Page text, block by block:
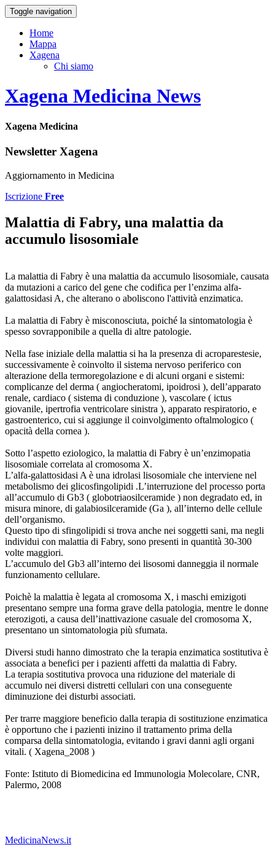
Toggle navigation
Home
Mappa
Xagena
Chi siamo
Xagena Medicina News
Xagena Medicina
Newsletter Xagena
Aggiornamento in Medicina
Iscrizione Free
Malattia di Fabry, una malattia da
accumulo lisosomiale
La malattia di Fabry è una malattia da accumulo lisosomiale, causata
da mutazioni a carico del gene che codifica per l’enzima alfa-
galattosidasi A, che alterano o aboliscono l'attività enzimatica.
La malattia di Fabry è misconosciuta, poiché la sintomatologia è
spesso sovrapponibile a quella di altre patologie.
Nella fase iniziale della malattia si ha la presenza di acroparestesie,
successivamente è coinvolto il sistema nervoso periferico con
alterazione della termoregolazione e di alcuni organi e sistemi:
complicanze del derma ( angiocheratomi, ipoidrosi ), dell’apparato
renale, cardiaco ( sistema di conduzione ), vascolare ( ictus
giovanile, ipertrofia ventricolare sinistra ), apparato respiratorio, e
gastroenterico, cui si aggiunge il coinvolgimento oftalmologico (
opacità della cornea ).
Sotto l’aspetto eziologico, la malattia di Fabry è un’enzimopatia
lisosomiale correlata al cromosoma X.
L’alfa-galattosidasi A è una idrolasi lisosomiale che interviene nel
metabolismo dei glicosfingolipidi .L’interruzione del processo porta
all’accumulo di Gb3 ( globotriaosilceramide ) non degradato ed, in
misura minore, di galabiosilceramide (Ga ), all’interno delle cellule
dell’organismo.
Questo tipo di sfingolipidi si trova anche nei soggetti sani, ma negli
individui con malattia di Fabry, sono presenti in quantità 30-300
volte maggiori.
L’accumulo del Gb3 all’interno dei lisosomi danneggia il normale
funzionamento cellulare.
Poichè la malattia è legata al cromosoma X, i maschi emizigoti
presentano sempre una forma grave della patologia, mentre le donne
eterozigoti, a causa dell’inattivazione casuale del cromosoma X,
presentano un sintomatologia più sfumata.
Diversi studi hanno dimostrato che la terapia enzimatica sostitutiva è
associata a benefici per i pazienti affetti da malattia di Fabry.
La terapia sostitutiva provoca una riduzione del materiale di
accumulo nei diversi distretti cellulari con una conseguente
diminuzione dei disturbi associati.
Per trarre maggiore beneficio dalla terapia di sostituzione enzimatica
è opportuno che i pazienti inizino il trattamento prima della
comparsa della sintomatologia, evitando i gravi danni agli organi
vitali. ( Xagena_2008 )
Fonte: Istituto di Biomedicina ed Immunologia Molecolare, CNR,
Palermo, 2008
MedicinaNews.it